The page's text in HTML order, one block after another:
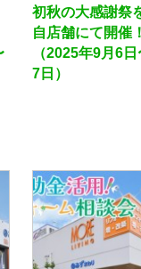
初秋の大感謝祭
自店舗にて開催！
（2025年9月6日
7日）